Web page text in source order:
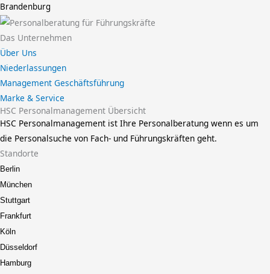
Brandenburg
Das Unternehmen
Über Uns
Niederlassungen
Management Geschäftsführung
Marke & Service
HSC Personalmanagement Übersicht
HSC Personalmanagement ist Ihre Personalberatung wenn es um
die Personalsuche von Fach- und Führungskräften geht.
Standorte
Berlin
München
Stuttgart
Frankfurt
Köln
Düsseldorf
Hamburg